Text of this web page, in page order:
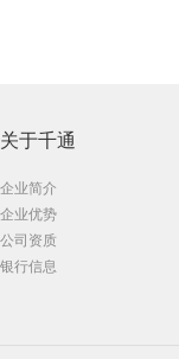
关于千通
企业简介
企业优势
公司资质
银行信息